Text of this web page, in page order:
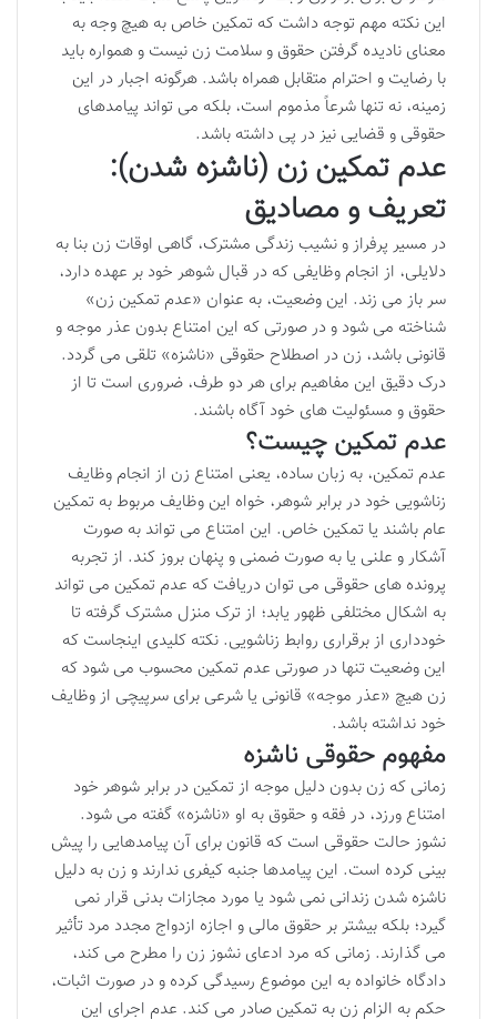
این نکته مهم توجه داشت که تمکین خاص به هیچ وجه به
معنای نادیده گرفتن حقوق و سلامت زن نیست و همواره باید
با رضایت و احترام متقابل همراه باشد. هرگونه اجبار در این
زمینه، نه تنها شرعاً مذموم است، بلکه می تواند پیامدهای
حقوقی و قضایی نیز در پی داشته باشد.
عدم تمکین زن (ناشزه شدن):
تعریف و مصادیق
در مسیر پرفراز و نشیب زندگی مشترک، گاهی اوقات زن بنا به
دلایلی، از انجام وظایفی که در قبال شوهر خود بر عهده دارد،
سر باز می زند. این وضعیت، به عنوان «عدم تمکین زن»
شناخته می شود و در صورتی که این امتناع بدون عذر موجه و
قانونی باشد، زن در اصطلاح حقوقی «ناشزه» تلقی می گردد.
درک دقیق این مفاهیم برای هر دو طرف، ضروری است تا از
حقوق و مسئولیت های خود آگاه باشند.
عدم تمکین چیست؟
عدم تمکین، به زبان ساده، یعنی امتناع زن از انجام وظایف
زناشویی خود در برابر شوهر، خواه این وظایف مربوط به تمکین
عام باشند یا تمکین خاص. این امتناع می تواند به صورت
آشکار و علنی یا به صورت ضمنی و پنهان بروز کند. از تجربه
پرونده های حقوقی می توان دریافت که عدم تمکین می تواند
به اشکال مختلفی ظهور یابد؛ از ترک منزل مشترک گرفته تا
خودداری از برقراری روابط زناشویی. نکته کلیدی اینجاست که
این وضعیت تنها در صورتی عدم تمکین محسوب می شود که
زن هیچ «عذر موجه» قانونی یا شرعی برای سرپیچی از وظایف
خود نداشته باشد.
مفهوم حقوقی ناشزه
زمانی که زن بدون دلیل موجه از تمکین در برابر شوهر خود
امتناع ورزد، در فقه و حقوق به او «ناشزه» گفته می شود.
نشوز حالت حقوقی است که قانون برای آن پیامدهایی را پیش
بینی کرده است. این پیامدها جنبه کیفری ندارند و زن به دلیل
ناشزه شدن زندانی نمی شود یا مورد مجازات بدنی قرار نمی
گیرد؛ بلکه بیشتر بر حقوق مالی و اجازه ازدواج مجدد مرد تأثیر
می گذارند. زمانی که مرد ادعای نشوز زن را مطرح می کند،
دادگاه خانواده به این موضوع رسیدگی کرده و در صورت اثبات،
حکم به الزام زن به تمکین صادر می کند. عدم اجرای این